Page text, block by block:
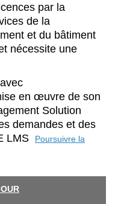
par la
de la
et du bâtiment
nécessite une
en œuvre de son
Solution
demandes et des
LMS
Poursuivre la